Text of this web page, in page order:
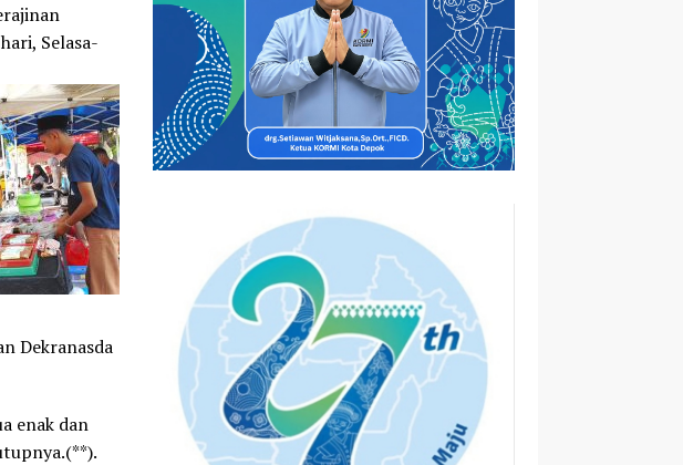
Selasa-
Dekranasda
enak dan